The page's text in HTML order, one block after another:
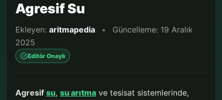
Agresif Su
Ekleyen: aritmapedia •
Güncelleme: 19 Aralık
2025
Editör Onaylı
Agresif su, su arıtma ve tesisat sistemlerinde,